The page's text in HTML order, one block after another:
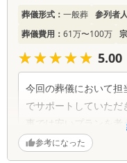
葬儀形式： 一般葬 参列者
葬儀費用： 61万〜100万
★★★★★
★★★★★ 5.00
今回の葬儀において担
でサポートしていた
事では安いプランを
す。参考になった